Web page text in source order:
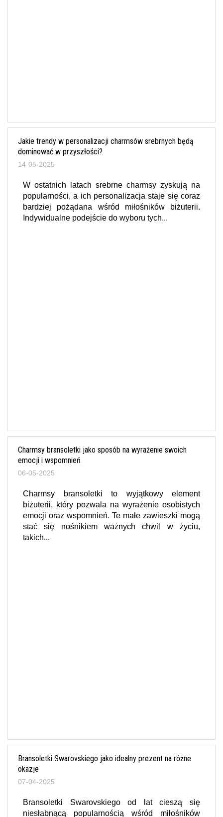
Jakie trendy w personalizacji charmsów srebrnych będą
dominować w przyszłości?
14-05-2025
W ostatnich latach srebrne charmsy zyskują na
popularności, a ich personalizacja staje się coraz
bardziej pożądana wśród miłośników biżuterii.
Indywidualne podejście do wyboru tych...
Charmsy bransoletki jako sposób na wyrażenie swoich
emocji i wspomnień
06-05-2025
Charmsy bransoletki to wyjątkowy element
biżuterii, który pozwala na wyrażenie osobistych
emocji oraz wspomnień. Te małe zawieszki mogą
stać się nośnikiem ważnych chwil w życiu,
takich...
Bransoletki Swarovskiego jako idealny prezent na różne
okazje
07-04-2025
Bransoletki Swarovskiego od lat cieszą się
niesłabnącą popularnością wśród miłośników